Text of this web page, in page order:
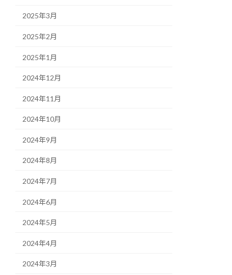
2025年3月
2025年2月
2025年1月
2024年12月
2024年11月
2024年10月
2024年9月
2024年8月
2024年7月
2024年6月
2024年5月
2024年4月
2024年3月